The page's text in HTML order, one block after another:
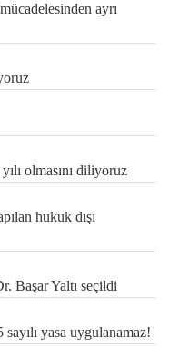
ayrı
olmasını diliyoruz
hukuk dışı
Başar Yaltı seçildi
yasa uygulanamaz!